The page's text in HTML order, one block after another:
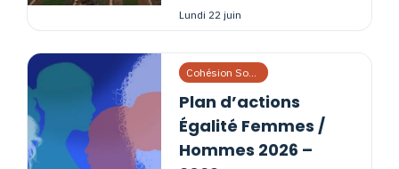
lundi 22 juin
Cohésion Sociale
Plan d’actions
Égalité Femmes /
Hommes 2026 –